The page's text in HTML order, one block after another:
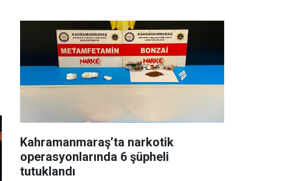
Kahramanmaraş’ta narkotik
operasyonlarında 6 şüpheli
tutuklandı